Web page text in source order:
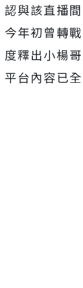
認與該直播
今年初曾轉
度釋出小楊
平台內容已